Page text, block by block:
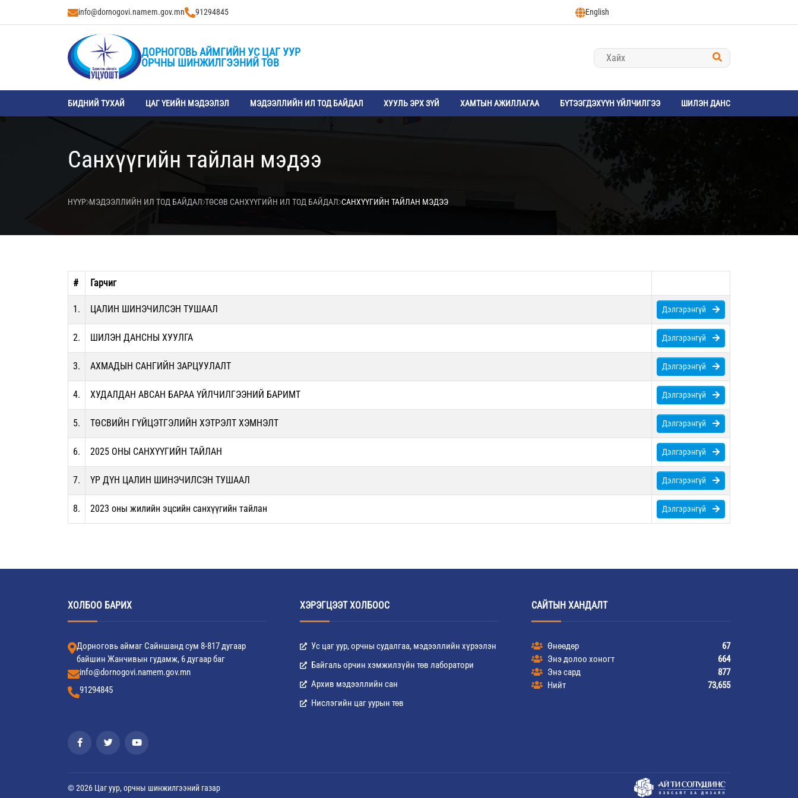
info@dornogovi.namem.gov.mn 91294845 English
ДОРНОГОВЬ АЙМГИЙН УС ЦАГ УУР
ОРЧНЫ ШИНЖИЛГЭЭНИЙ ТӨВ
БИДНИЙ ТУХАЙ ЦАГ ҮЕИЙН МЭДЭЭЛЭЛ МЭДЭЭЛЛИЙН ИЛ ТОД БАЙДАЛ ХУУЛЬ ЭРХ ЗҮЙ ХАМТЫН АЖИЛЛАГАА БҮТЭЭГДЭХҮҮН ҮЙЛЧИЛГЭЭ ШИЛЭН ДАНС
Санхүүгийн тайлан мэдээ
НҮҮР МЭДЭЭЛЛИЙН ИЛ ТОД БАЙДАЛ ТӨСӨВ САНХҮҮГИЙН ИЛ ТОД БАЙДАЛ САНХҮҮГИЙН ТАЙЛАН МЭДЭЭ
# Гарчиг
1. ЦАЛИН ШИНЭЧИЛСЭН ТУШААЛ Дэлгэрэнгүй
2. ШИЛЭН ДАНСНЫ ХУУЛГА Дэлгэрэнгүй
3. АХМАДЫН САНГИЙН ЗАРЦУУЛАЛТ Дэлгэрэнгүй
4. ХУДАЛДАН АВСАН БАРАА ҮЙЛЧИЛГЭЭНИЙ БАРИМТ Дэлгэрэнгүй
5. ТӨСВИЙН ГҮЙЦЭТГЭЛИЙН ХЭТРЭЛТ ХЭМНЭЛТ Дэлгэрэнгүй
6. 2025 ОНЫ САНХҮҮГИЙН ТАЙЛАН Дэлгэрэнгүй
7. ҮР ДҮН ЦАЛИН ШИНЭЧИЛСЭН ТУШААЛ Дэлгэрэнгүй
8. 2023 оны жилийн эцсийн санхүүгийн тайлан Дэлгэрэнгүй
ХОЛБОО БАРИХ
Дорноговь аймаг Сайншанд сум 8-817 дугаар
байшин Жанчивын гудамж, 6 дугаар баг
info@dornogovi.namem.gov.mn
91294845
ХЭРЭГЦЭЭТ ХОЛБООС
Ус цаг уур, орчны судалгаа, мэдээллийн хүрээлэн
Байгаль орчин хэмжилзүйн төв лаборатори
Архив мэдээллийн сан
Нислэгийн цаг уурын төв
САЙТЫН ХАНДАЛТ
Өнөөдөр
67
Энэ долоо хоногт
664
Энэ сард
877
Нийт
73,655
© 2026 Цаг уур, орчны шинжилгээний газар